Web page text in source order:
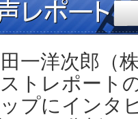
一洋次郎（
トレポート
プにインタ